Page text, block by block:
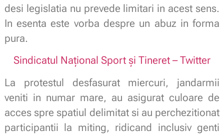
desi legislatia nu prevede limitari in acest sens.
In esenta este vorba despre un abuz in forma
pura.
Sindicatul Național Sport și Tineret – Twitter
La protestul desfasurat miercuri, jandarmii
veniti in numar mare, au asigurat culoare de
acces spre spatiul delimitat si au perchezitionat
participantii la miting, ridicand inclusiv genti